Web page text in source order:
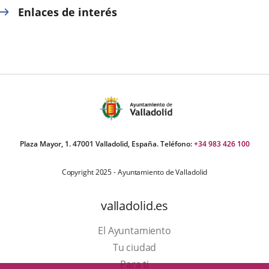
Enlaces de interés
Plaza Mayor, 1. 47001 Valladolid, España. Teléfono:+34 983 426 100
Copyright 2025 - Ayuntamiento de Valladolid
valladolid.es
El Ayuntamiento
Tu ciudad
Para ti